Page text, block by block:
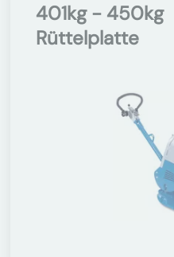
401kg - 450kg
Rüttelplatte